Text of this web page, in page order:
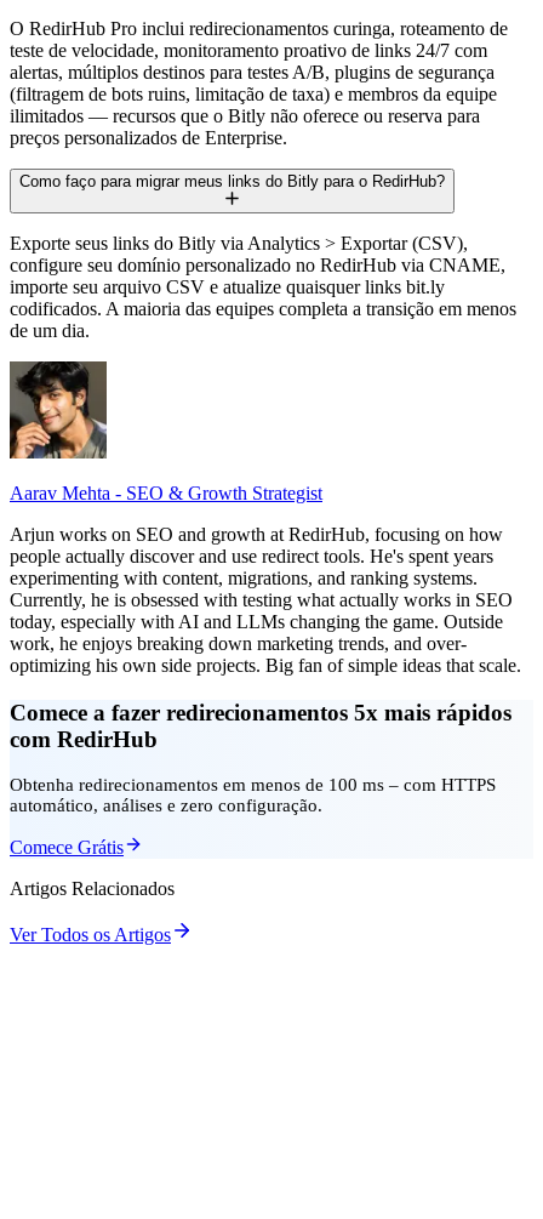
O RedirHub Pro inclui redirecionamentos curinga, roteamento de
teste de velocidade, monitoramento proativo de links 24/7 com
alertas, múltiplos destinos para testes A/B, plugins de segurança
(filtragem de bots ruins, limitação de taxa) e membros da equipe
ilimitados — recursos que o Bitly não oferece ou reserva para
preços personalizados de Enterprise.
Como faço para migrar meus links do Bitly para o RedirHub?
Exporte seus links do Bitly via Analytics > Exportar (CSV),
configure seu domínio personalizado no RedirHub via CNAME,
importe seu arquivo CSV e atualize quaisquer links bit.ly
codificados. A maioria das equipes completa a transição em menos
de um dia.
Aarav Mehta - SEO & Growth Strategist
Arjun works on SEO and growth at RedirHub, focusing on how
people actually discover and use redirect tools. He's spent years
experimenting with content, migrations, and ranking systems.
Currently, he is obsessed with testing what actually works in SEO
today, especially with AI and LLMs changing the game. Outside
work, he enjoys breaking down marketing trends, and over-
optimizing his own side projects. Big fan of simple ideas that scale.
Comece a fazer redirecionamentos 5x mais rápidos
com RedirHub
Obtenha redirecionamentos em menos de 100 ms – com HTTPS
automático, análises e zero configuração.
Comece Grátis
Artigos Relacionados
Ver Todos os Artigos